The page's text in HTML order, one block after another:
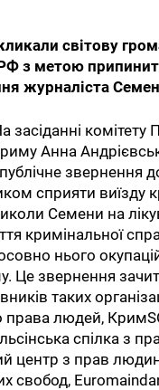
світову
з метою
журналіста
засіданні комітету
Анна
звернення
сприяти виїзду
Семени на
кримінальної
нього
Це звернення
таких
права людей,
спілка з
центр з прав
свобод,